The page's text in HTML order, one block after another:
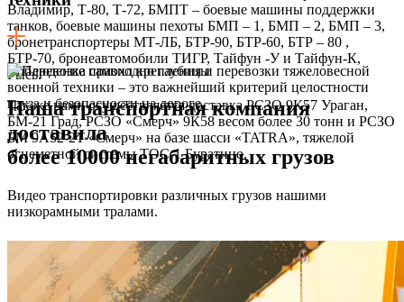
Владимир, Т-80, Т-72, БМПТ – боевые машины поддержки
танков, боевые машины пехоты БМП – 1, БМП – 2, БМП – 3,
бронетранспортеры МТ-ЛБ, БТР-90, БТР-60, БТР – 80 ,
БТР-70, бронеавтомобили ТИГР, Тайфун -У и Тайфун-К,
Рысь.
Так же нами осуществляется доставка РСЗО 9К57 Ураган,
БМ-21 Град, РСЗО «Смерч» 9К58 весом более 30 тонн и РСЗО
БМ 9А52-2Т «Смерч» на базе шасси «TATRA», тяжелой
огнеметной системы ТОС-1 Буратино.
Соблюдение правил крепления и перевозки тяжеловесной
военной техники – это важнейший критерий целостности
груза и безопасности на дороге.
Наша транспортная компания
доставила
более 10000 негабаритных грузов
Видео транспортировки различных грузов нашими
низкорамными тралами.